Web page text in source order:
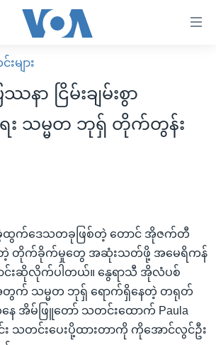
း
ခု အလွန်
ယ်
စာ
ာ
ပ်စာ
ျက်အလက်များ
ဉ်
များ
ဿနာ ငြိမ်းချမ်းစွာ
သမ္မတ ဘုရှ် တိုက်တွန်း
ခွဲထွက်ဒေသတခုဖြစ်တဲ့ တောင် အိုဇက်တီ
နေတဲ့ တိုက်ခိုက်မှုတွေ အဆုံးသတ်ဖို့ အမေရိကန်
င်းဆိုလိုက်ပါတယ်။ နွေရာသီ အိုလံပစ်
တွက် သမ္မတ ဘုရှ် ရောက်ရှိနေတဲ့ တရုတ်
နေ အိမ်ဖြူတော် သတင်းထောက် Paula
င်း သတင်းပေးပို့ထားတာကို ကိုအောင်လွင်ဦး